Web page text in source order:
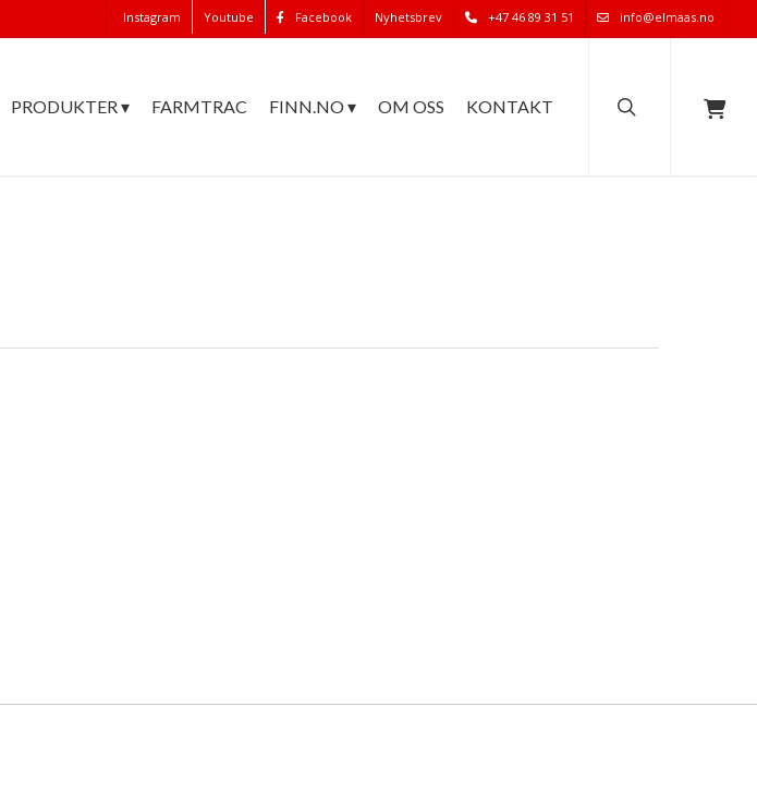
Instagram Youtube Facebook Nyhetsbrev +47 46 89 31 51 info@elmaas.no
PRODUKTER ▾ FARMTRAC FINN.NO ▾ OM OSS KONTAKT